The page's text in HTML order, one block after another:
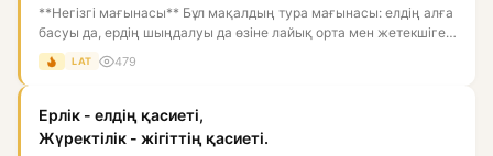
**Негізгі мағынасы** Бұл мақалдың тура мағынасы: елдің алға
басуы да, ердің шыңдалуы да өзіне лайық орта мен жетекшіге
б...
LAT 479
Ерлік - елдің қасиеті,
Жүректілік - жігіттің қасиеті.